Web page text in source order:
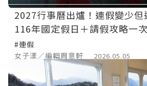
2027行事曆出爐！連假變少
116年國定假日＋請假攻略一
#連假
女子漾／編輯周意軒
2026.05.05